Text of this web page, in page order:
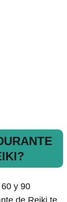
y 90
de Reiki te